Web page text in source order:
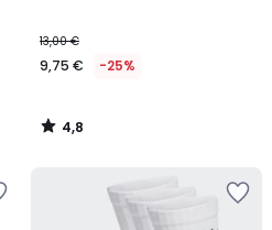
13,00 €
9,75 € -25%
4,8
/